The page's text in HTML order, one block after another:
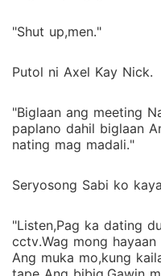
"Shut up,men."
Putol ni Axel Kay Nick.
"Biglaan ang meeting
paplano dahil biglaan
nating mag madali."
Seryosong Sabi ko
"Listen,Pag ka dating
cctv.Wag mong
Ang muka mo,kung